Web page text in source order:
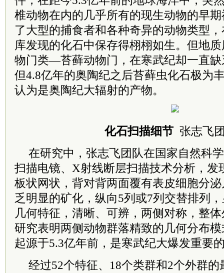
椎动物在内的几乎所有的现生动物的早
了大型的捕食者和各种奇异的动物类型
库发现的化石中保存得栩栩如生。但地
物门类—苔藓动物门，在寒武纪却一直
但4.8亿年的奥陶纪之后苔藓虫化石极为
认为是奥陶纪大辐射的产物。
化石扫描细节 张志飞
在研究中，张志飞团队在国家自然科
扫描电镜、X射线断层扫描技术分析，发
板状网状，背对背两面覆有表皮细胞分
乏明显的矿化，纵向5列或7列交替排列
几何特征，清晰、可辨，两侧对称，整
研究表明两侧动物群落精致的几何分布
起源于5.3亿年前，是寒武纪大爆发重要
经过52个特征、18个类群和2个外群